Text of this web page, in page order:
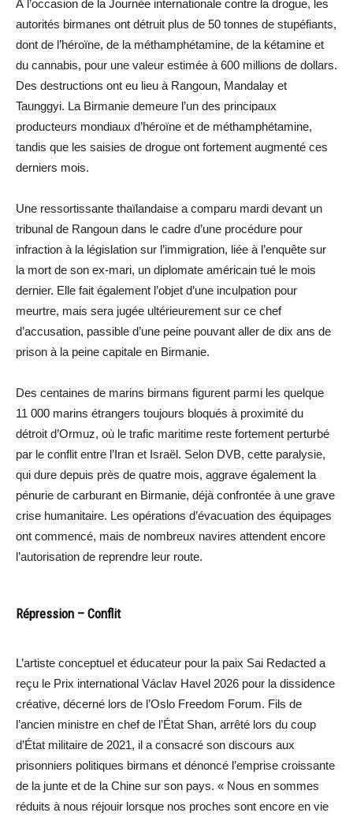
À l’occasion de la Journée internationale contre la drogue, les
autorités birmanes ont détruit plus de 50 tonnes de stupéfiants,
dont de l’héroïne, de la méthamphétamine, de la kétamine et
du cannabis, pour une valeur estimée à 600 millions de dollars.
Des destructions ont eu lieu à Rangoun, Mandalay et
Taunggyi. La Birmanie demeure l’un des principaux
producteurs mondiaux d’héroïne et de méthamphétamine,
tandis que les saisies de drogue ont fortement augmenté ces
derniers mois.
Une ressortissante thaïlandaise a comparu mardi devant un
tribunal de Rangoun dans le cadre d’une procédure pour
infraction à la législation sur l’immigration, liée à l’enquête sur
la mort de son ex-mari, un diplomate américain tué le mois
dernier. Elle fait également l’objet d’une inculpation pour
meurtre, mais sera jugée ultérieurement sur ce chef
d’accusation, passible d’une peine pouvant aller de dix ans de
prison à la peine capitale en Birmanie.
Des centaines de marins birmans figurent parmi les quelque
11 000 marins étrangers toujours bloqués à proximité du
détroit d’Ormuz, où le trafic maritime reste fortement perturbé
par le conflit entre l’Iran et Israël. Selon DVB, cette paralysie,
qui dure depuis près de quatre mois, aggrave également la
pénurie de carburant en Birmanie, déjà confrontée à une grave
crise humanitaire. Les opérations d’évacuation des équipages
ont commencé, mais de nombreux navires attendent encore
l’autorisation de reprendre leur route.
Répression – Conflit
L’artiste conceptuel et éducateur pour la paix Sai Redacted a
reçu le Prix international Václav Havel 2026 pour la dissidence
créative, décerné lors de l’Oslo Freedom Forum. Fils de
l’ancien ministre en chef de l’État Shan, arrêté lors du coup
d’État militaire de 2021, il a consacré son discours aux
prisonniers politiques birmans et dénoncé l’emprise croissante
de la junte et de la Chine sur son pays. « Nous en sommes
réduits à nous réjouir lorsque nos proches sont encore en vie